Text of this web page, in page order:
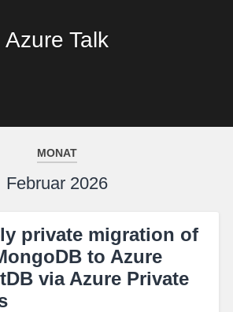
Azure Talk
MONAT
Februar 2026
private migration of
to Azure
via Azure Private